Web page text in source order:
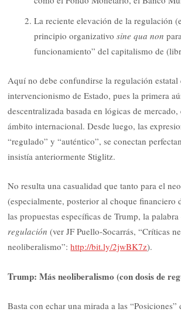
La reciente elevación de la regulación
principio organizativosine qua non
funcionamiento” del capitalismo de
Aquí no debe confundirse la regulación estatal
intervencionismo de Estado, pues la primera
descentralizada basada en lógicas de
ámbito internacional. Desde luego, las
“regulado” y “auténtico”, se conectan
insistía anteriormente Stiglitz.
No resulta una casualidad que tanto para el
(especialmente, posterior al choque financiero
las propuestas específicas de Trump, la palabra
regulación (ver JF Puello-Socarrás, “Críticas
neoliberalismo”:http://bit.ly/2jwBK7z).
Trump: Más neoliberalismo (con dosis de
Basta con echar una mirada a las “Posiciones”